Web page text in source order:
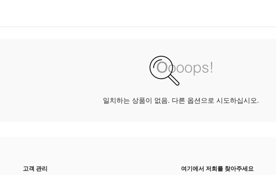
일치하는 상품이 없음. 다른 옵션으로 시도하십시오.
고객 관리
여기에서 저희를 찾아주세요